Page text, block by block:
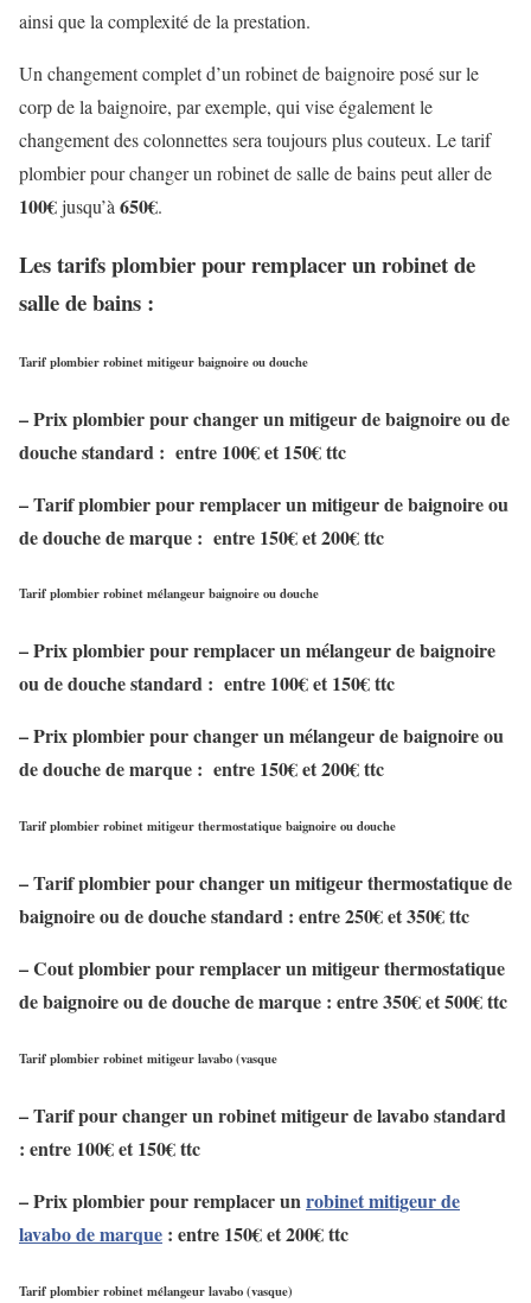
ainsi que la complexité de la prestation.
Un changement complet d’un robinet de baignoire posé sur le
corp de la baignoire, par exemple, qui vise également le
changement des colonnettes sera toujours plus couteux. Le tarif
plombier pour changer un robinet de salle de bains peut aller de
100€jusqu’à 650€.
Les tarifs plombier pour remplacer un robinet de
salle de bains :
Tarif plombier robinet mitigeur baignoire ou douche
– Prix plombier pour changer un mitigeur de baignoire ou de
douche standard : entre 100€et 150€ ttc
– Tarif plombier pour remplacer un mitigeur de baignoire ou
de douche de marque : entre 150€et 200€ttc
Tarif plombier robinet mélangeur baignoire ou douche
– Prix plombier pour remplacer un mélangeur de baignoire
ou de douche standard : entre 100€et 150€ttc
– Prix plombier pour changer un mélangeur de baignoire ou
de douche de marque : entre 150€et 200€ttc
Tarif plombier robinet mitigeur thermostatique baignoire ou douche
– Tarif plombier pour changer un mitigeur thermostatique de
baignoire ou de douche standard : entre 250€et 350€ttc
– Cout plombier pour remplacer un mitigeur thermostatique
de baignoire ou de douche de marque : entre 350€et 500€ttc
Tarif plombier robinet mitigeur lavabo (vasque
– Tarif pour changer un robinet mitigeur de lavabo standard
: entre 100€et 150€ttc
– Prix plombier pour remplacer unrobinet mitigeur de
lavabo de marque : entre 150€et 200€ttc
Tarif plombier robinet mélangeur lavabo (vasque)